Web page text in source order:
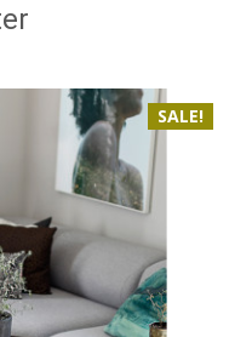
SALE!